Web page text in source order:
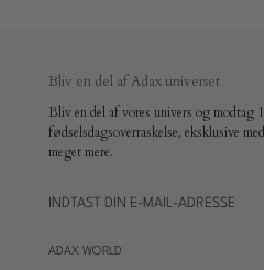
ADAX WORLD
Bliv en del af Adax universet
Bliv en del af vores univers og modtag
fødselsdagsoverraskelse, eksklusive
meget mere.